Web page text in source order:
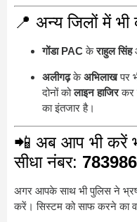
📍 अन्य जिलों में भी
गोंडा PACकेराहुल सिंह
अलीगढ़केअभिलाखपर
दोनों कोलाइन हाजिरकर
का इंतजार है।
📲 अब आप भी करें
सीधा नंबर:
अगर आपके साथ भी पुलिस ने
करें। सिस्टम को साफ करने का